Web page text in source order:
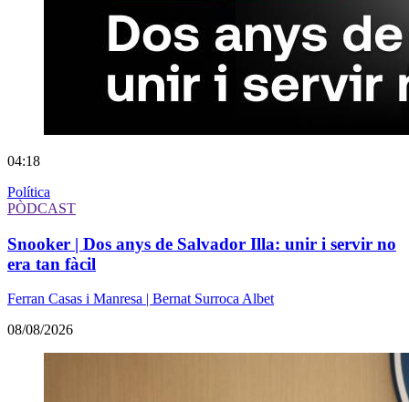
04:18
Política
PÒDCAST
Snooker | Dos anys de Salvador Illa: unir i servir no
era tan fàcil
Ferran Casas i Manresa | Bernat Surroca Albet
08/08/2026